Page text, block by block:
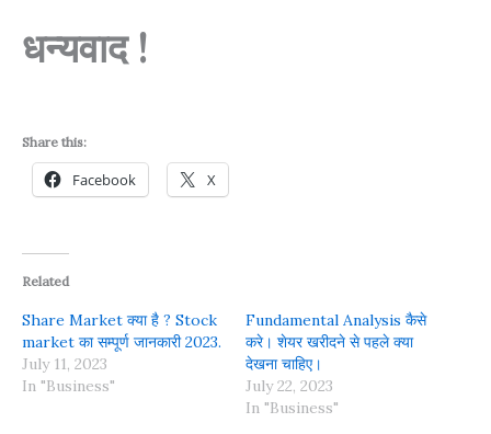
धन्यवाद !
Share this:
Facebook X
Related
Share Market क्या है ? Stock
market का सम्पूर्ण जानकारी 2023.
July 11, 2023
In "Business"
Fundamental Analysis कैसे
करे। शेयर खरीदने से पहले क्या
देखना चाहिए।
July 22, 2023
In "Business"